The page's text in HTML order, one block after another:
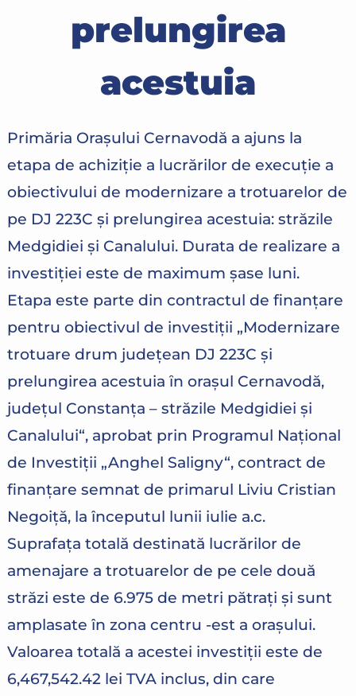
prelungirea
acestuia
Primăria Orașului Cernavodă a ajuns la
etapa de achiziție a lucrărilor de execuție a
obiectivului de modernizare a trotuarelor de
pe DJ 223C și prelungirea acestuia: străzile
Medgidiei și Canalului. Durata de realizare a
investiției este de maximum șase luni.
Etapa este parte din contractul de finanțare
pentru obiectivul de investiții „Modernizare
trotuare drum judeţean DJ 223C şi
prelungirea acestuia ȋn oraşul Cernavodă,
judeţul Constanţa – străzile Medgidiei şi
Canalului“, aprobat prin Programul Național
de Investiții „Anghel Saligny“, contract de
finanțare semnat de primarul Liviu Cristian
Negoiță, la începutul lunii iulie a.c.
Suprafața totală destinată lucrărilor de
amenajare a trotuarelor de pe cele două
străzi este de 6.975 de metri pătrați și sunt
amplasate în zona centru -est a orașului.
Valoarea totală a acestei investiții este de
6,467,542.42 lei TVA inclus, din care